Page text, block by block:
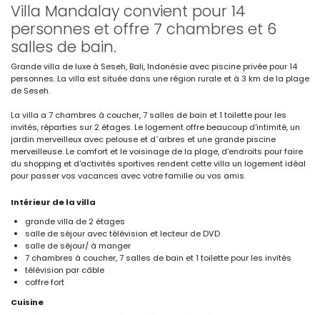
Villa Mandalay convient pour 14
personnes et offre 7 chambres et 6
salles de bain.
Grande villa de luxe à Seseh, Bali, Indonésie avec piscine privée pour 14
personnes. La villa est située dans une région rurale et à 3 km de la plage
de Seseh.
La villa a 7 chambres à coucher, 7 salles de bain et 1 toilette pour les
invités, réparties sur 2 étages. Le logement offre beaucoup d'intimité, un
jardin merveilleux avec pelouse et d´arbres et une grande piscine
merveilleuse. Le comfort et le voisinage de la plage, d'endroits pour faire
du shopping et d'activités sportives rendent cette villa un logement idéal
pour passer vos vacances avec votre famille ou vos amis.
Intérieur de la villa
grande villa de 2 étages
salle de séjour avec télévision et lecteur de DVD
salle de séjour/ à manger
7 chambres à coucher, 7 salles de bain et 1 toilette pour les invités
télévision par câble
coffre fort
Cuisine